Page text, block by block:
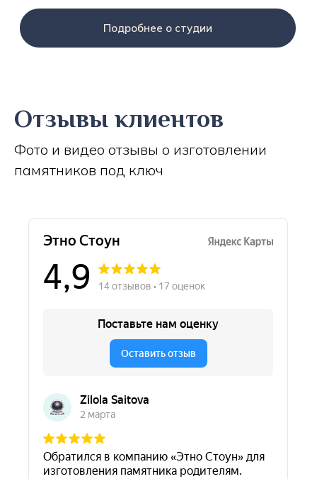
Подробнее о студии
Отзывы клиентов
Фото и видео отзывы о изготовлении
памятников под ключ